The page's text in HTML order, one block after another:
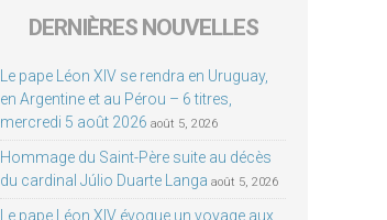
DERNIÈRES NOUVELLES
Le pape Léon XIV se rendra en Uruguay,
en Argentine et au Pérou – 6 titres,
mercredi 5 août 2026 août 5, 2026
Hommage du Saint-Père suite au décès
du cardinal Júlio Duarte Langa août 5, 2026
Le pape Léon XIV évoque un voyage aux